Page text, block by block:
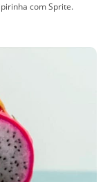
com Sprite.